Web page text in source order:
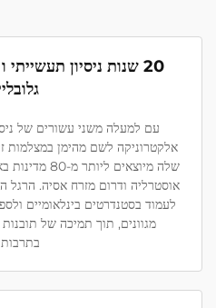
עם למעלה משני עשורים של
שלה מיוצאים
אוסטרליה ודרום מזרח אסיה. הרגל
לעמוד בסטנדרטים בינלאומיים
מגוונים, תוך תמיכה של